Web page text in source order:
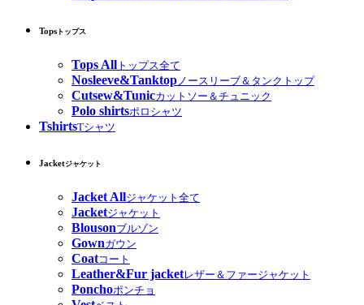
Tops トップス
Tops All トップス全て
Nosleeve&Tanktop ノースリーブ＆タンクトップ
Cutsew&Tunicカットソー＆チュニック
Polo shirtsポロシャツ
TshirtsTシャツ
Jacketジャケット
Jacket Allジャケット全て
Jacketジャケット
Blousonブルゾン
Gownガウン
Coatコート
Leather&Fur jacketレザー＆ファージャケット
Ponchoポンチョ